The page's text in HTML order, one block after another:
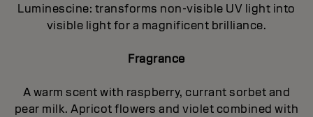
Luminescine: transforms non-visible UV light into
visible light for a magnificent brilIiance.
Fragrance
A warm scent with raspberry, currant sorbet and
pear milk. Apricot flowers and violet combined with